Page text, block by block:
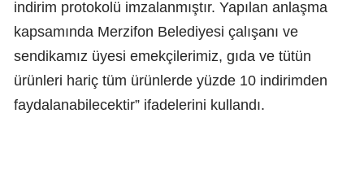
indirim protokolü imzalanmıştır. Yapılan anlaşma
kapsamında Merzifon Belediyesi çalışanı ve
sendikamız üyesi emekçilerimiz, gıda ve tütün
ürünleri hariç tüm ürünlerde yüzde 10 indirimden
faydalanabilecektir” ifadelerini kullandı.